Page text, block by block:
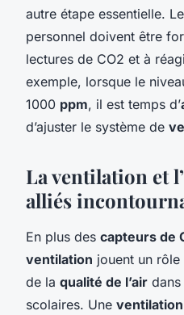
autre étape essentielle.
personnel doivent être
lectures de CO2 et à
exemple, lorsque le
1000 ppm, il est temps d’
d’ajuster le système de
La ventilation et
alliés
En plus des capteurs de
ventilation jouent un
de la qualité de l’air dans
scolaires. Une ventilation